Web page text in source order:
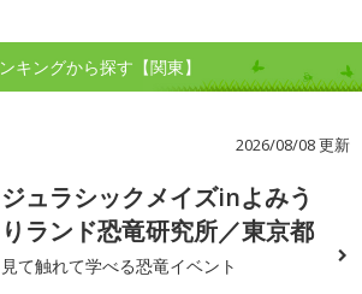
キングから探す【関東】
2026/08/08 更新
ジュラシックメイズinよみう
りランド恐竜研究所／東京都
見て触れて学べる恐竜イベント